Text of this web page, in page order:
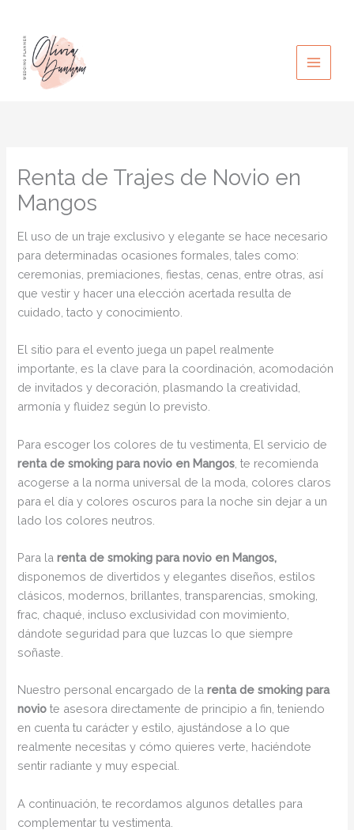
contenido
Renta de Trajes de Novio en
Mangos
El uso de un traje exclusivo y elegante se hace necesario
para determinadas ocasiones formales, tales como:
ceremonias, premiaciones, fiestas, cenas, entre otras, así
que vestir y hacer una elección acertada resulta de
cuidado, tacto y conocimiento.
El sitio para el evento juega un papel realmente
importante, es la clave para la coordinación, acomodación
de invitados y decoración, plasmando la creatividad,
armonía y fluidez según lo previsto.
Para escoger los colores de tu vestimenta, El servicio de
renta de smoking para novio en Mangos , te recomienda
acogerse a la norma universal de la moda, colores claros
para el día y colores oscuros para la noche sin dejar a un
lado los colores neutros.
Para larenta de smoking para novio en Mangos,
disponemos de divertidos y elegantes diseños, estilos
clásicos, modernos, brillantes, transparencias, smoking,
frac, chaqué, incluso exclusividad con movimiento,
dándote seguridad para que luzcas lo que siempre
soñaste.
Nuestro personal encargado de larenta de smoking para
novio te asesora directamente de principio a fin, teniendo
en cuenta tu carácter y estilo, ajustándose a lo que
realmente necesitas y cómo quieres verte, haciéndote
sentir radiante y muy especial.
A continuación, te recordamos algunos detalles para
complementar tu vestimenta.